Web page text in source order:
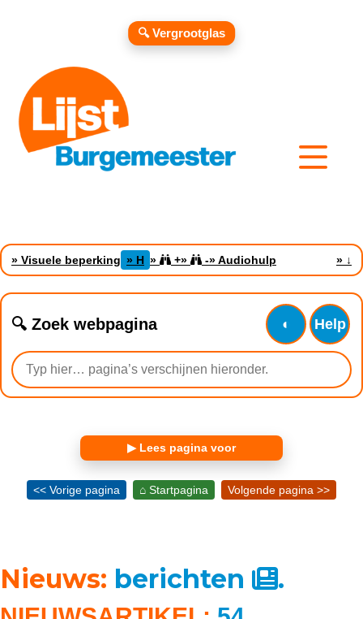
» Visuele beperking » H » +» -» Audiohulp » ↓
🔍 Zoek webpagina ◐ Help
▶ Lees pagina voor
🔍 Vergrootglas
<< Vorige pagina ⌂ Startpagina Volgende pagina >>
Nieuws: berichten .